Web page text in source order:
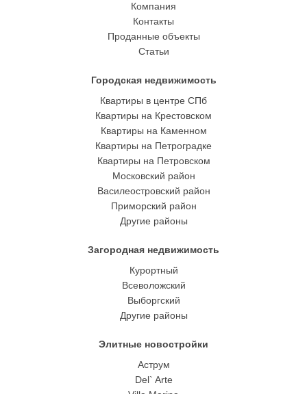
Компания
Контакты
Проданные объекты
Статьи
Городская недвижимость
Квартиры в центре СПб
Квартиры на Крестовском
Квартиры на Каменном
Квартиры на Петроградке
Квартиры на Петровском
Московский район
Василеостровский район
Приморский район
Другие районы
Загородная недвижимость
Курортный
Всеволожский
Выборгский
Другие районы
Элитные новостройки
Аструм
Del` Arte